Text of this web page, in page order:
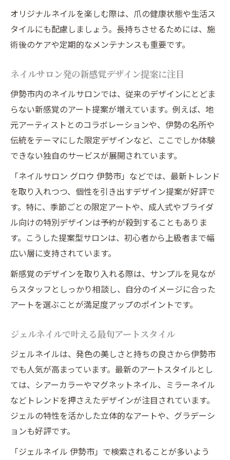
オリジナルネイルを楽しむ際は、爪の健康状態や生活ス
タイルにも配慮しましょう。長持ちさせるためには、施
術後のケアや定期的なメンテナンスも重要です。
ネイルサロン発の新感覚デザイン提案に注目
伊勢市内のネイルサロンでは、従来のデザインにとどま
らない新感覚のアート提案が増えています。例えば、地
元アーティストとのコラボレーションや、伊勢の名所や
伝統をテーマにした限定デザインなど、ここでしか体験
できない独自のサービスが展開されています。
「ネイルサロン グロウ 伊勢市」などでは、最新トレンド
を取り入れつつ、個性を引き出すデザイン提案が好評で
す。特に、季節ごとの限定アートや、成人式やブライダ
ル向けの特別デザインは予約が殺到することもありま
す。こうした提案型サロンは、初心者から上級者まで幅
広い層に支持されています。
新感覚のデザインを取り入れる際は、サンプルを見なが
らスタッフとしっかり相談し、自分のイメージに合った
アートを選ぶことが満足度アップのポイントです。
ジェルネイルで叶える最旬アートスタイル
ジェルネイルは、発色の美しさと持ちの良さから伊勢市
でも人気が高まっています。最新のアートスタイルとし
ては、シアーカラーやマグネットネイル、ミラーネイル
などトレンドを押さえたデザインが注目されています。
ジェルの特性を活かした立体的なアートや、グラデーシ
ョンも好評です。
「ジェルネイル 伊勢市」で検索されることが多いよう